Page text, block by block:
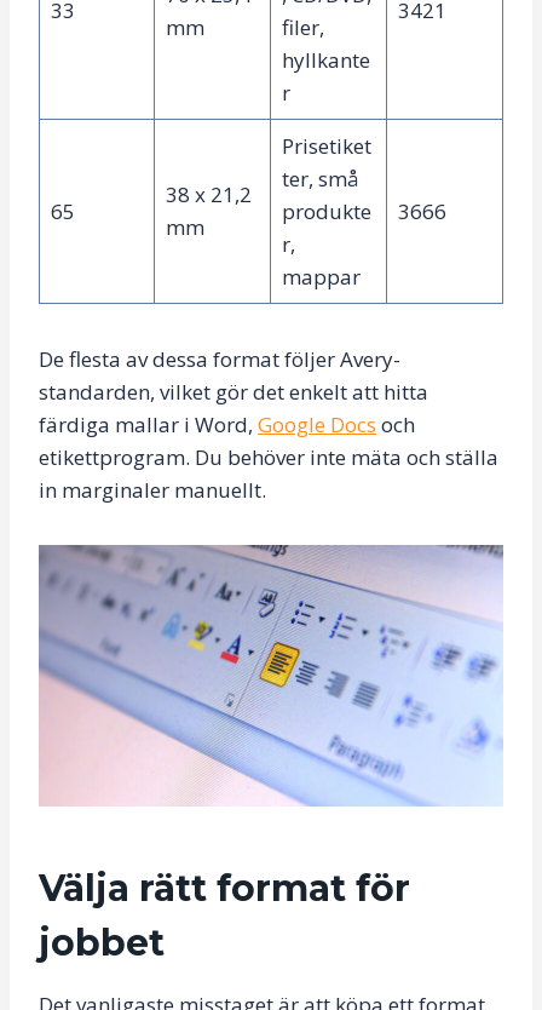
33
mm
filer,
hyllkante
r
3421
65
38 x 21,2
mm
Prisetiket
ter, små
produkte
r,
mappar
3666
De flesta av dessa format följer Avery-
standarden, vilket gör det enkelt att hitta
färdiga mallar i Word, Google Docs och
etikettprogram. Du behöver inte mäta och ställa
in marginaler manuellt.
Välja rätt format för
jobbet